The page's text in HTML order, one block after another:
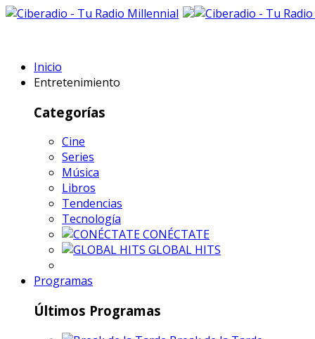
Inicio
Entretenimiento
Categorías
Cine
Series
Música
Libros
Tendencias
Tecnología
CONÉCTATE
GLOBAL HITS
Programas
Últimos Programas